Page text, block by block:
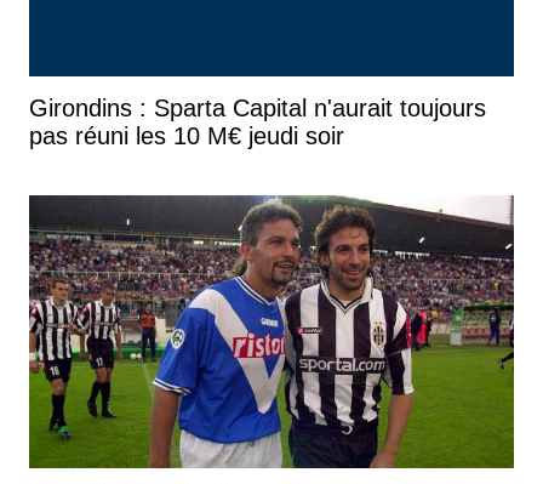
Girondins : Sparta Capital n'aurait toujours
pas réuni les 10 M€ jeudi soir